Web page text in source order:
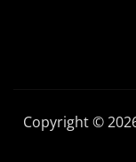
Copyright ©